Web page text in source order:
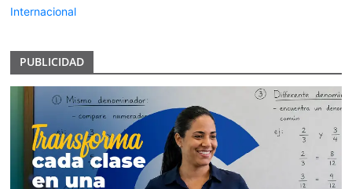
Internacional
PUBLICIDAD